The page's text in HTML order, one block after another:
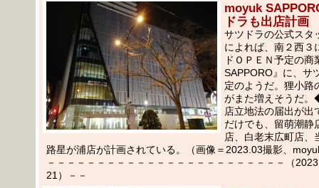
moyuk
ドラも出店計画
サツドラの公式スタ
によれば、南２西３
ドＯＰＥＮ予定の
SAPPORO』に、サ
定のようだ。狸小路
がまた増えそうだ
店立地法の届出が出
だけでも、留萌潮静
店、白老末広町店、
路星が浦店が計画されている。（画像＝2023.03撮影、
－－－－－－－－－－－－－－－－－－－－－－－－（
21）－－